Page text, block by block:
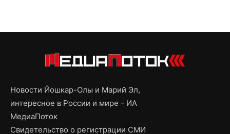
Новости Йошкар-Олы и Марий Эл,
интересное в России и мире - ИА
МедиаПоток
Свидетельство о регистрации СМИ